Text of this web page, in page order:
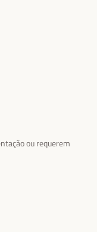
ou requerem